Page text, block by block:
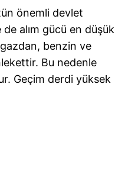
önemli devlet
alım gücü en düşük
benzin ve
Bu nedenle
Geçim derdi yüksek